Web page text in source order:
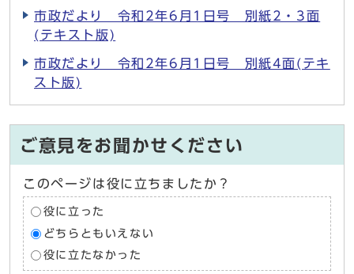
市政だより 令和2年6月1日号 別紙2・3面
(テキスト版)
市政だより 令和2年6月1日号 別紙4面(テキ
スト版)
ご意見をお聞かせください
このページは役に立ちましたか？
役に立った
どちらともいえない
役に立たなかった